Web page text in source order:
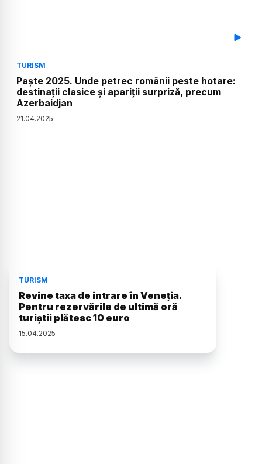
TURISM
Paște 2025. Unde petrec românii peste hotare:
destinații clasice și apariții surpriză, precum
Azerbaidjan
21.04.2025
TURISM
Revine taxa de intrare în Veneția.
Pentru rezervările de ultimă oră
turiștii plătesc 10 euro
15.04.2025